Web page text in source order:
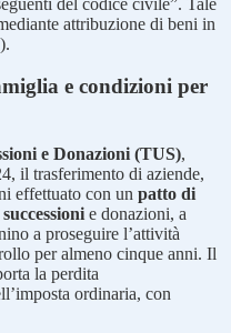
attribuzione di beni in
e condizioni per
e Donazioni (TUS),
il trasferimento di aziende,
effettuato con un patto di
e donazioni, a
a proseguire l’attività
per almeno cinque anni. Il
la perdita
ordinaria, con